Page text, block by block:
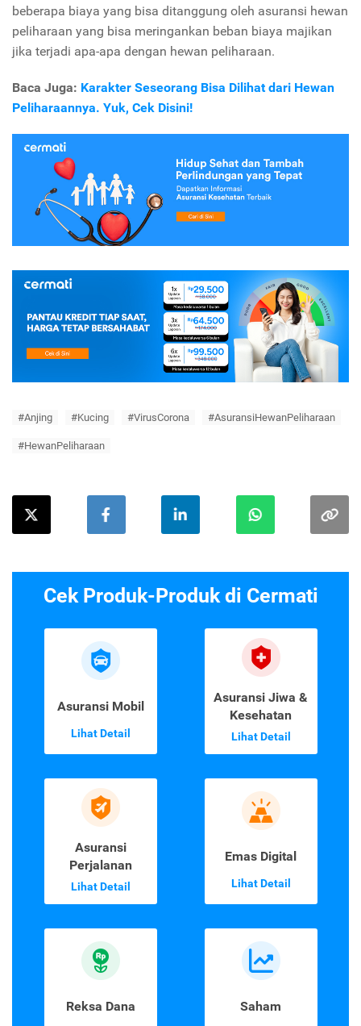
beberapa biaya yang bisa ditanggung oleh asuransi hewan
peliharaan yang bisa meringankan beban biaya majikan
jika terjadi apa-apa dengan hewan peliharaan.
Baca Juga: Karakter Seseorang Bisa Dilihat dari Hewan
Peliharaannya. Yuk, Cek Disini!
#Anjing #Kucing #VirusCorona #AsuransiHewanPeliharaan
#HewanPeliharaan
Cek Produk-Produk di Cermati
Asuransi Mobil
Lihat Detail
Asuransi Jiwa &
Kesehatan
Lihat Detail
Asuransi
Perjalanan
Lihat Detail
Emas Digital
Lihat Detail
Reksa Dana Saham